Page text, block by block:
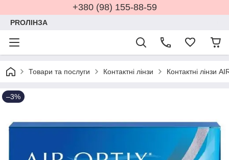
+380 (98) 155-88-59
PROЛІНЗА
Товари та послуги Контактні лінзи Контактні лінзи
–3%